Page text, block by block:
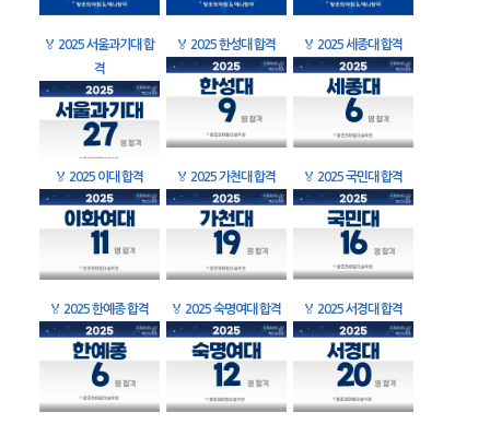
🏅 2025 서울과기대 합
격
🏅 2025 한성대 합격 🏅 2025 세종대 합격
🏅 2025 이대 합격 🏅 2025 가천대 합격 🏅 2025 국민대 합격
🏅 2025 한예종 합격 🏅 2025 숙명여대 합격 🏅 2025 서경대 합격